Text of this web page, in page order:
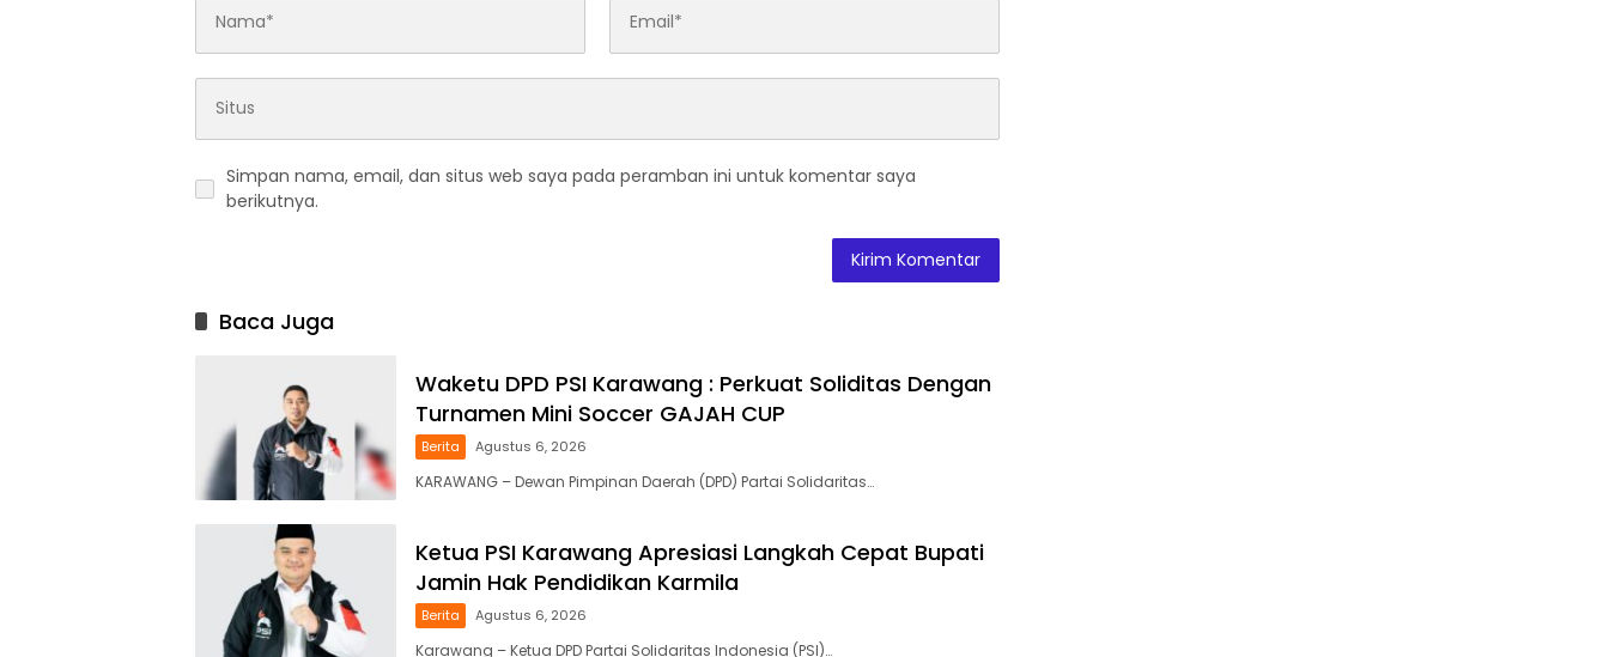
Simpan nama, email, dan situs web saya pada peramban ini untuk komentar saya
berikutnya.
Baca Juga
Waketu DPD PSI Karawang : Perkuat Soliditas Dengan
Turnamen Mini Soccer GAJAH CUP
Berita Agustus 6, 2026
KARAWANG – Dewan Pimpinan Daerah (DPD) Partai Solidaritas…
Ketua PSI Karawang Apresiasi Langkah Cepat Bupati
Jamin Hak Pendidikan Karmila
Berita Agustus 6, 2026
Karawang – Ketua DPD Partai Solidaritas Indonesia (PSI)…